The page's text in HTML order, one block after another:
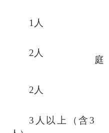
1人
2人
庭
2人
3人以上（含3